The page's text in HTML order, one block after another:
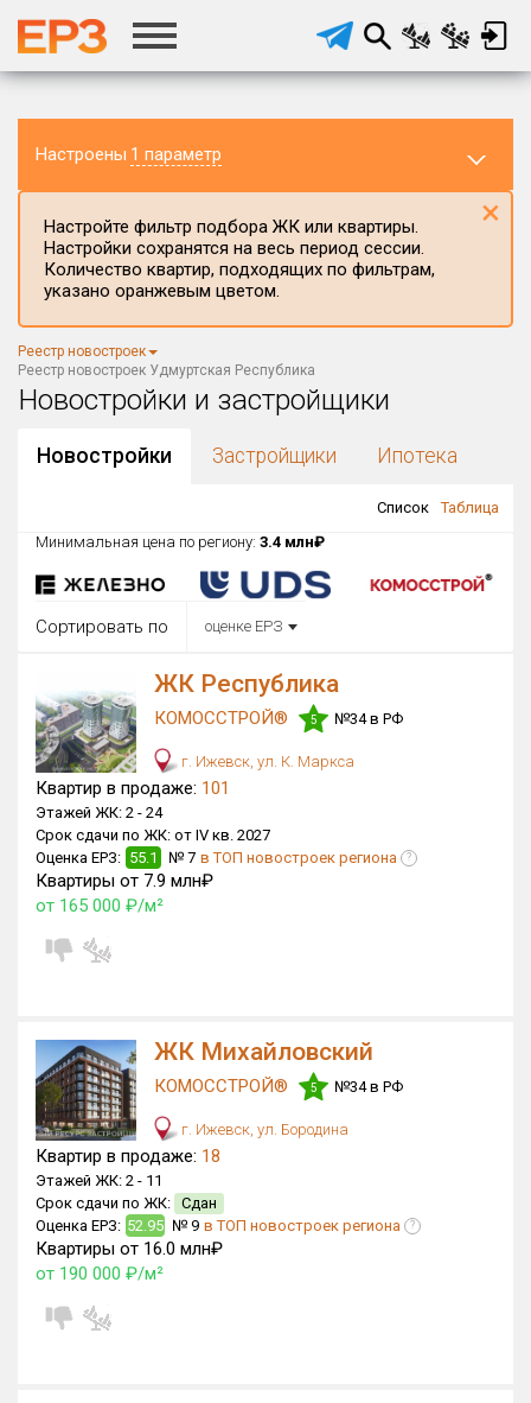
Настроены 1 параметр
Удмуртская Республика
Район в регионе
Все
Район в городе
Цена
от
Общая площадь, м²
от
Срок сдачи
от Сдан в 2015
×ДАП
Только новые
Оценка ЕРЗ ЖК
от
с продажами
Настройте фильтр подбора ЖК или квартиры.
Настройки сохранятся на весь период сессии.
Количество квартир, подходящих по фильтрам,
указано оранжевым цветом.
×
Реестр новостроек
Реестр новостроек Удмуртская Республика
Новостройки и застройщики
Новостройки Застройщики Ипотека
Список
Таблица
Минимальная цена по региону: 3.4 млн₽
Сортировать по оценке ЕРЗ
ЖК Республика
КОМОССТРОЙ® 5 №34 в РФ
г. Ижевск, ул. К. Маркса
Квартир в продаже: 101
Этажей ЖК: 2 - 24
Срок сдачи по ЖК: от IV кв. 2027
Оценка ЕРЗ: 55.1 № 7 в ТОП новостроек региона ?
Квартиры от 7.9 млн₽
от 165 000 ₽/м²
ЖК Михайловский
КОМОССТРОЙ® 5 №34 в РФ
г. Ижевск, ул. Бородина
Квартир в продаже: 18
Этажей ЖК: 2 - 11
Срок сдачи по ЖК: Сдан
Оценка ЕРЗ: 52.95 № 9 в ТОП новостроек региона ?
Квартиры от 16.0 млн₽
от 190 000 ₽/м²